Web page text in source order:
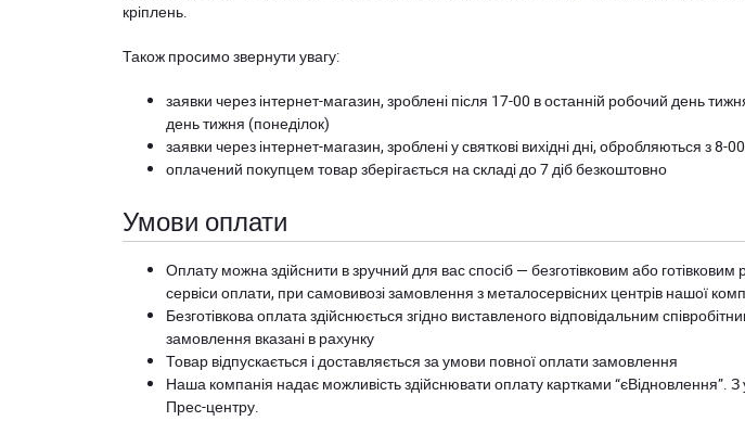
кріплень.
Також просимо звернути увагу:
заявки через інтернет-магазин, зроблені після 17-00 в останній робочий день
день тижня (понеділок)
заявки через інтернет-магазин, зроблені у святкові вихідні дні, обробляються з
оплачений покупцем товар зберігається на складі до 7 діб безкоштовно
Умови оплати
Оплату можна здійснити в зручний для вас спосіб — безготівковим або
сервіси оплати, при самовивозі замовлення з металосервісних центрів нашої
Безготівкова оплата здійснюється згідно виставленого відповідальним
замовлення вказані в рахунку
Товар відпускається і доставляється за умови повної оплати замовлення
Наша компанія надає можливість здійснювати оплату картками
Прес-центру.